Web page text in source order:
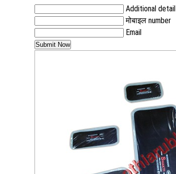
Additional detail
मोबाइल number
Email